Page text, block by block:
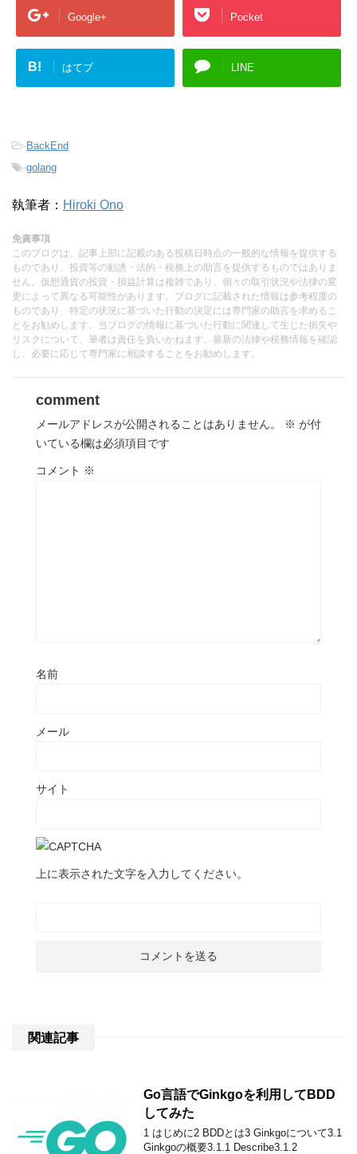
Google+ Pocket
B! はてブ LINE
-BackEnd
-golang
執筆者： Hiroki Ono
免責事項
このブログは、記事上部に記載のある投稿日時点の一般的な情報を提供する
ものであり、投資等の勧誘・法的・税務上の助言を提供するものではありま
せん。仮想通貨の投資・損益計算は複雑であり、個々の取引状況や法律の変
更によって異なる可能性があります。ブログに記載された情報は参考程度の
ものであり、特定の状況に基づいた行動の決定には専門家の助言を求めるこ
とをお勧めします。当ブログの情報に基づいた行動に関連して生じた損失や
リスクについて、筆者は責任を負いかねます。最新の法律や税務情報を確認
し、必要に応じて専門家に相談することをお勧めします。
comment
メールアドレスが公開されることはありません。 ※ が付
いている欄は必須項目です
コメント ※
名前
メール
サイト
上に表示された文字を入力してください。
関連記事
Go言語でGinkgoを利用してBDD
してみた
1 はじめに2 BDDとは3 Ginkgoについて3.1
Ginkgoの概要3.1.1 Describe3.1.2